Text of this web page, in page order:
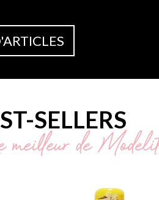
SELLERS
meilleur de